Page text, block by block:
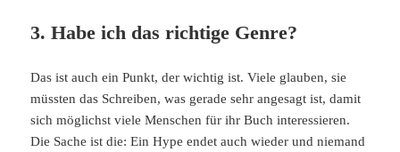
3. Habe ich das richtige Genre?
Das ist auch ein Punkt, der wichtig ist. Viele glauben, sie
müssten das Schreiben, was gerade sehr angesagt ist, damit
sich möglichst viele Menschen für ihr Buch interessieren.
Die Sache ist die: Ein Hype endet auch wieder und niemand